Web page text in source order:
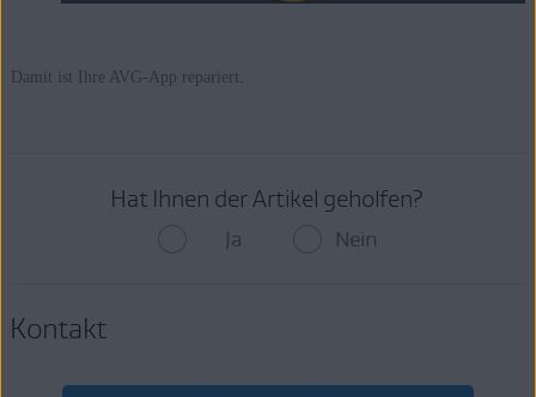
Damit ist Ihre AVG-App repariert.
Hat Ihnen der Artikel geholfen?
Ja Nein
Kontakt